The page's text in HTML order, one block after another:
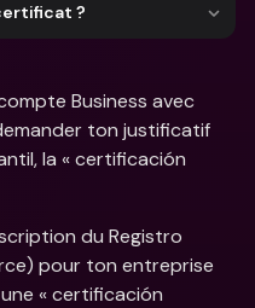
?
Business avec
ton justificatif
la « certificación
du Registro
pour ton entreprise
« certificación